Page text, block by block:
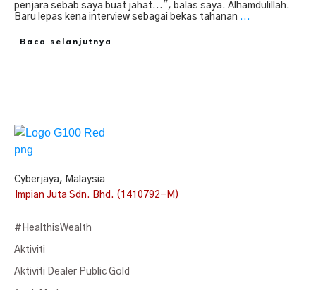
penjara sebab saya buat jahat...", balas saya. Alhamdulillah.
Baru lepas kena interview sebagai bekas tahanan ...
Baca selanjutnya
Cyberjaya, Malaysia
Impian Juta Sdn. Bhd. (1410792-M)
#HealthisWealth
Aktiviti
Aktiviti Dealer Public Gold